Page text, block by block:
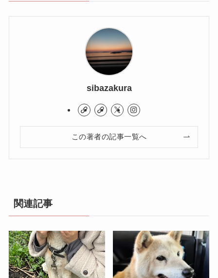
sibazakura
この著者の記事一覧へ
関連記事